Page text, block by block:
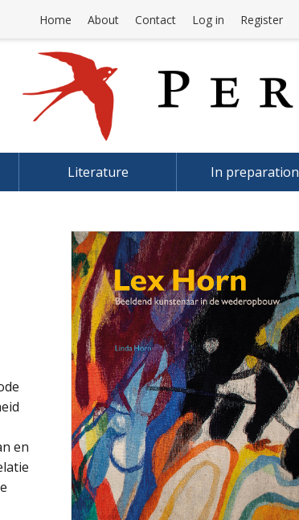
Home About Contact Log in Register
Literature In preparation
en